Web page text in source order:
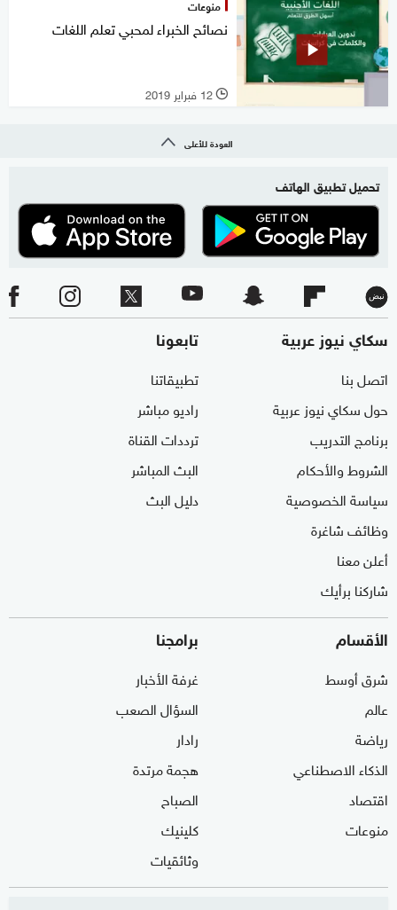
منوعات
نصائح الخبراء لمحبي تعلم اللغات
l 12 فبراير 2019
العودة للأعلى
تحميل تطبيق الهاتف
سكاي نيوز عربية
اتصل بنا
حول سكاي نيوز عربية
برنامج التدريب
الشروط والأحكام
سياسة الخصوصية
وظائف شاغرة
أعلن معنا
شاركنا برأيك
تابعونا
تطبيقاتنا
راديو مباشر
ترددات القناة
البث المباشر
دليل البث
الأقسام
شرق أوسط
عالم
رياضة
الذكاء الاصطناعي
اقتصاد
منوعات
برامجنا
غرفة الأخبار
السؤال الصعب
رادار
هجمة مرتدة
الصباح
كلينيك
وثائقيات